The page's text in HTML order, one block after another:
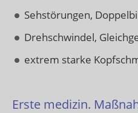
Sehstörungen,
Drehschwindel,
extrem starke
Erste medizin.